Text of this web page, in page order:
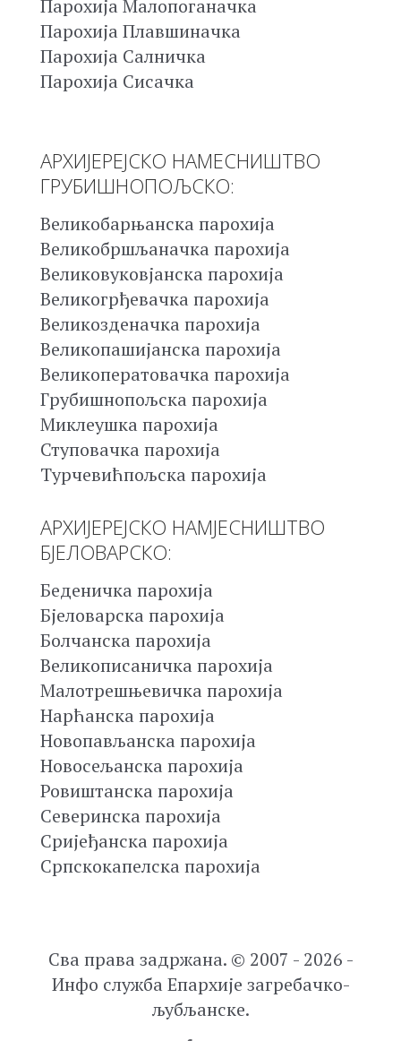
Парохија Малопоганачка
Парохија Плавшиначка
Парохија Салничка
Парохија Сисачка
АРХИЈЕРЕЈСКО НАМЕСНИШТВО
ГРУБИШНОПОЉСКО:
Великобарњанска парохија
Великобршљаначка парохија
Великовуковјанска парохија
Великогрђевачка парохија
Великозденачка парохија
Великопашијанска парохија
Великоператовачка парохија
Грубишнопољска парохија
Миклеушка парохија
Ступовачка парохија
Турчевићпољска парохија
АРХИЈЕРЕЈСКО НАМЈЕСНИШТВО
БЈЕЛОВАРСКО:
Беденичка парохија
Бјеловарска парохија
Болчанска парохија
Великописаничка парохија
Малотрешњевичка парохија
Нарћанска парохија
Новопављанска парохија
Новосељанска парохија
Ровиштанска парохија
Северинска парохија
Сријеђанска парохија
Српскокапелска парохија
Сва права задржана. © 2007 - 2026 -
Инфо служба Епархије загребачко-
љубљанске.